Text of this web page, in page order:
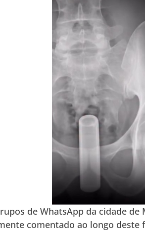
de WhatsApp da cidade
comentado ao longo deste